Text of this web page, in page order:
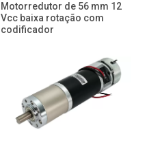
Motorredutor de 56 mm 12
Vcc baixa rotação com
codificador